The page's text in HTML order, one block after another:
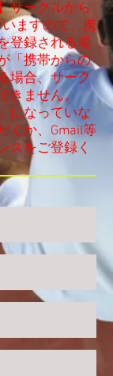
サークルから
ますので、携
登録される場
「携帯からの
場合、サーク
きません。
になっていな
くか、Gmail等
スをご登録く